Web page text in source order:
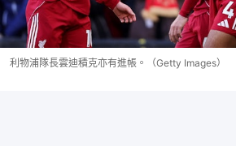
利物浦隊長雲迪積克亦有進帳。（Getty Images）